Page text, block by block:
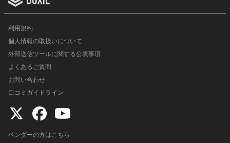
利用規約
個人情報の取扱いについて
外部送信ツールに関する公表事項
よくあるご質問
お問い合わせ
口コミガイドライン
ベンダーの方はこちら